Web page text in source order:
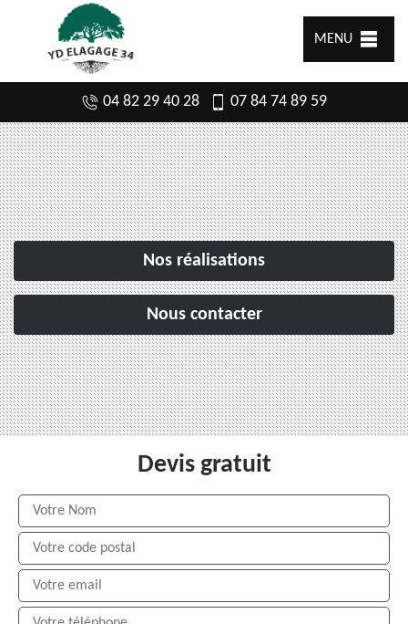
MENU
04 82 29 40 28 07 84 74 89 59
Nos réalisations
Nous contacter
Devis gratuit